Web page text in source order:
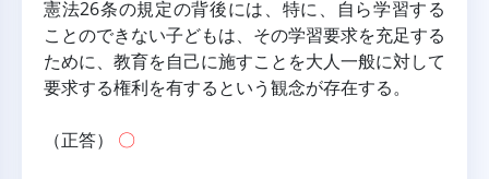
憲法26条の規定の背後には、特に、自ら学習する
ことのできない子どもは、その学習要求を充足する
ために、教育を自己に施すことを大人一般に対して
要求する権利を有するという観念が存在する。
（正答） 〇